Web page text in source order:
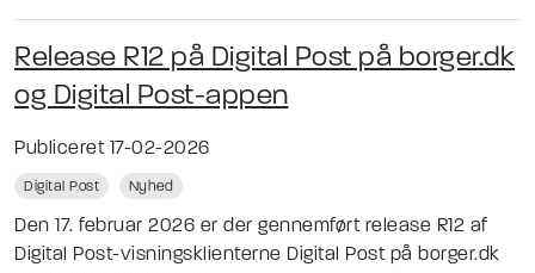
Release R12 på Digital Post på borger.dk
og Digital Post-appen
Publiceret 17-02-2026
Digital Post Nyhed
Den 17. februar 2026 er der gennemført release R12 af
Digital Post-visningsklienterne Digital Post på borger.dk